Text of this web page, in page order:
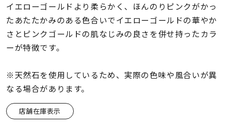
在庫 在庫ありのみ すべて表示
イエローゴールドより柔らかく、ほんのりピンクがかっ
たあたたかみのある色合いでイエローゴールドの華やか
さとピンクゴールドの肌なじみの良さを併せ持ったカラ
ーが特徴です。
※天然石を使用しているため、実際の色味や風合いが異
なる場合があります。
店舗在庫表示